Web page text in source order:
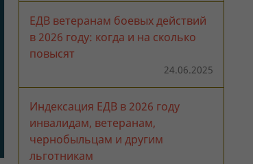
ЕДВ ветеранам боевых действий
в 2026 году: когда и на сколько
повысят
24.06.2025
Индексация ЕДВ в 2026 году
инвалидам, ветеранам,
чернобыльцам и другим
льготникам